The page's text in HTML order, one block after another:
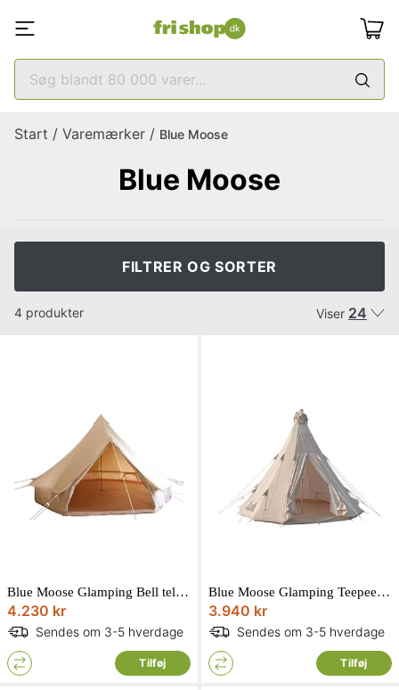
Start / Varemærker / Blue Moose
Blue Moose
FILTRER OG SORTER
4 produkter Viser 24
Blue Moose Glamping Bell telt Ø5 x H3 meter
4.230 kr
Sendes om 3-5 hverdage
Tilføj
Blue Moose Glamping Teepee telt Ø5 x 3,5 meter
3.940 kr
Sendes om 3-5 hverdage
Tilføj